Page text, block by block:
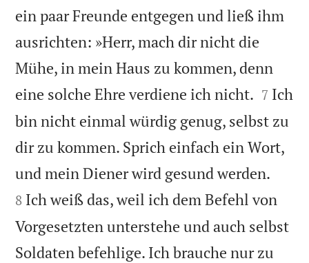
ein paar Freunde entgegen und ließ ihm
ausrichten: »Herr, mach dir nicht die
Mühe, in mein Haus zu kommen, denn
eine solche Ehre verdiene ich nicht. 

7 Ich
bin nicht einmal würdig genug, selbst zu
dir zu kommen. Sprich einfach ein Wort,
und mein Diener wird gesund werden.
8 Ich weiß das, weil ich dem Befehl von
Vorgesetzten unterstehe und auch selbst
Soldaten befehlige. Ich brauche nur zu